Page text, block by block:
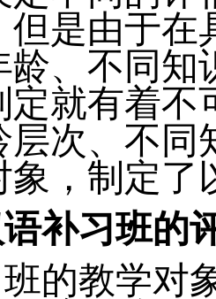
但是由于在
龄、不同知
定就有着不
层次、不同
象，制定了
语补习班的
的教学对